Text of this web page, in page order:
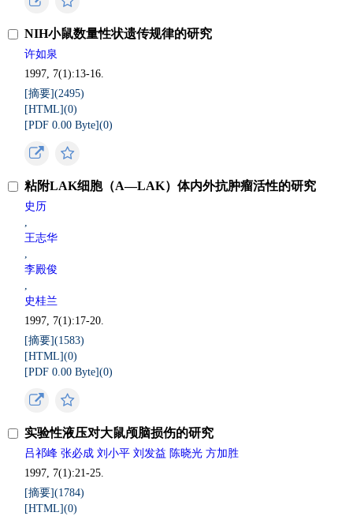
NIH小鼠数量性状遗传规律的研究
许如泉
1997, 7(1):13-16.
[摘要](2495)
[HTML](0)
[PDF 0.00 Byte](0)
粘附LAK细胞（A—LAK）体内外抗肿瘤活性的研究
史历
,
王志华
,
李殿俊
,
史桂兰
1997, 7(1):17-20.
[摘要](1583)
[HTML](0)
[PDF 0.00 Byte](0)
实验性液压对大鼠颅脑损伤的研究
吕祁峰 张必成 刘小平 刘发益 陈晓光 方加胜
1997, 7(1):21-25.
[摘要](1784)
[HTML](0)